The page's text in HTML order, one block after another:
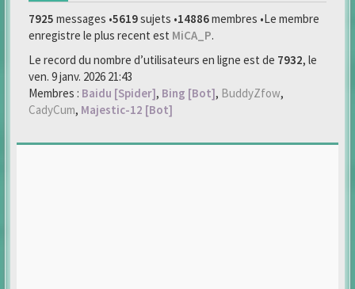
7925 messages •5619sujets •14886membres •Le membre
enregistre le plus recent est MiCA_P.
Le record du nombre d’utilisateurs en ligne est de 7932, le
ven. 9 janv. 2026 21:43
Membres : Baidu [Spider], Bing [Bot], BuddyZfow,
CadyCum, Majestic-12 [Bot]